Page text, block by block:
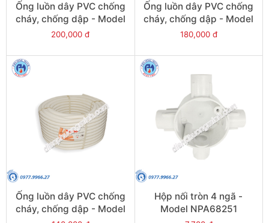
Ống luồn dây PVC chống
cháy, chống dập - Model
FRG25W
200,000 đ
Ống luồn dây PVC chống
cháy, chống dập - Model
FRG20W
180,000 đ
Ống luồn dây PVC chống
cháy, chống dập - Model
Hộp nối tròn 4 ngã -
Model NPA68251